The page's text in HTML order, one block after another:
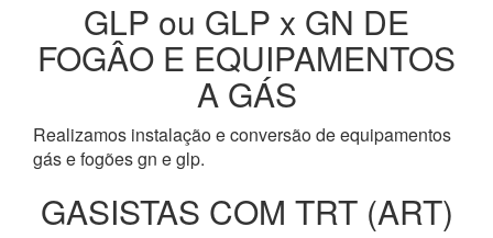
GLP ou GLP x GN DE
FOGÂO E EQUIPAMENTOS
A GÁS
Realizamos instalação e conversão de equipamentos
gás e fogões gn e glp.
GASISTAS COM TRT (ART)